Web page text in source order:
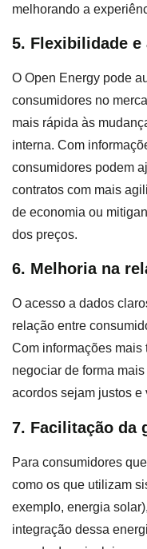
melhorando a
5. Flexibilidade e
O Open Energy pode
consumidores no
mais rápida às
interna. Com
consumidores podem
contratos com mais
de economia ou
dos preços.
6. Melhoria na
O acesso a dados
relação entre
Com informações
negociar de forma
acordos sejam justos e
7. Facilitação da
Para consumidores
como os que utilizam
exemplo, energia
integração dessa